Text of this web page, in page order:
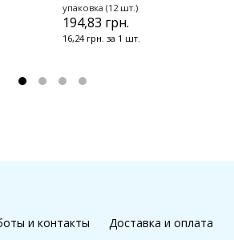
упаковка (12 шт.)
194,83 грн.
16,24 грн. за 1 шт.
и контакты Доставка и оплата